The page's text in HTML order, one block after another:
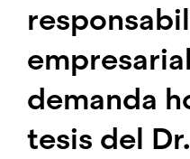
demanda
tesis del